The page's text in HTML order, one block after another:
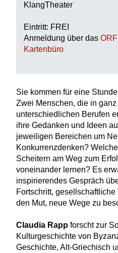
KlangTheater
Eintritt: FREI
Anmeldung über das
Kartenbüro
Sie kommen für eine
Zwei Menschen, die in ganz
unterschiedlichen Berufen
ihre Gedanken und Ideen
jeweiligen Bereichen um
Konkurrenzdenken?
Scheitern am Weg zum
voneinander lernen? Es
inspirierendes Gespräch
Fortschritt,
den Mut, neue Wege zu
Claudia Rappforscht zur
Kulturgeschichte von
Geschichte, Alt-Griechisch